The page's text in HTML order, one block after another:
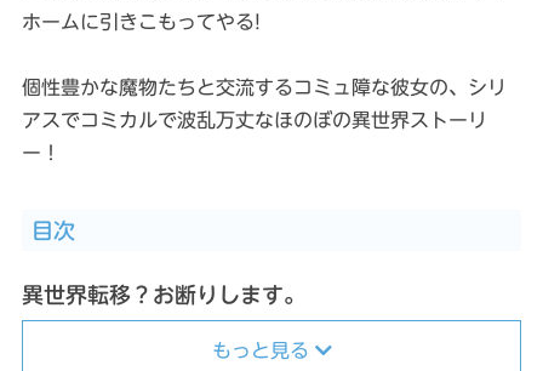
ホームに引きこもってやる!
個性豊かな魔物たちと交流するコミュ障な彼女の、シリ
アスでコミカルで波乱万丈なほのぼの異世界ストーリ
ー！
目次
異世界転移？お断りします。
もっと見る